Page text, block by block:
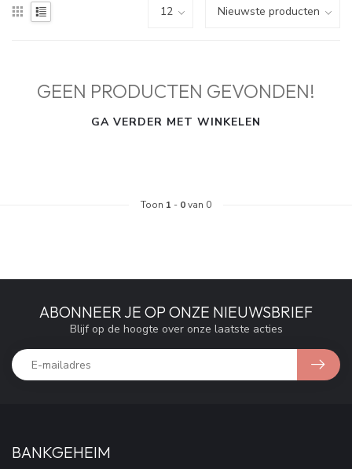
GEEN PRODUCTEN GEVONDEN!
GA VERDER MET WINKELEN
Toon 1 - 0van 0
ABONNEER JE OP ONZE NIEUWSBRIEF
Blijf op de hoogte over onze laatste acties
BANKGEHEIM